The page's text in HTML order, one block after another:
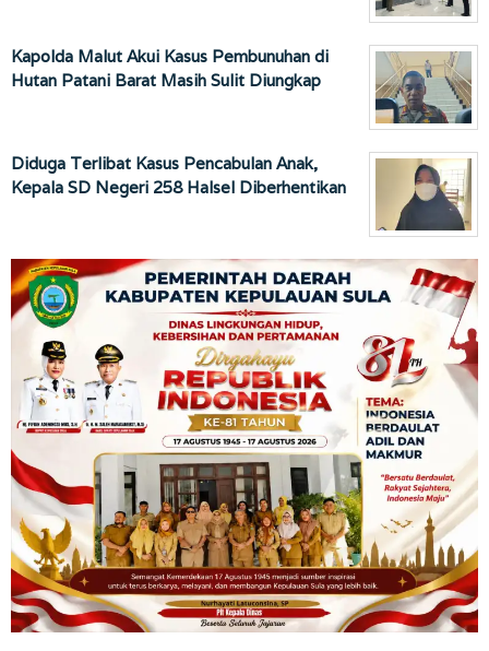
Kapolda Malut Akui Kasus Pembunuhan di
Hutan Patani Barat Masih Sulit Diungkap
Diduga Terlibat Kasus Pencabulan Anak,
Kepala SD Negeri 258 Halsel Diberhentikan